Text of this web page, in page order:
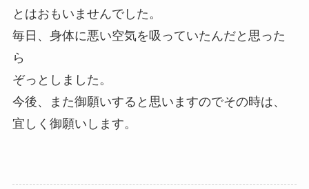
とはおもいませんでした。
毎日、身体に悪い空気を吸っていたんだと思った
ら
ぞっとしました。
今後、また御願いすると思いますのでその時は、
宜しく御願いします。